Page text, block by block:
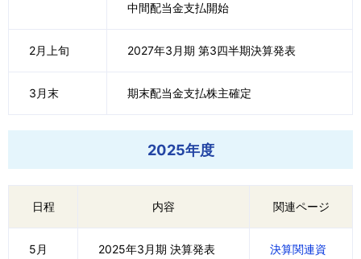
中間配当金支払開始
2月上旬 2027年3月期 第3四半期決算発表
3月末 期末配当金支払株主確定
2025年度
日程 内容 関連ページ
5月
2025年3月期 決算発表
決算関連資